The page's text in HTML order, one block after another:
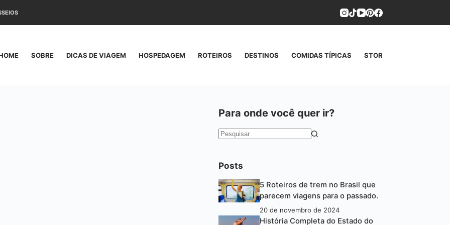
SOBRE DICAS DE VIAGEM HOSPEDAGEM ROTEIROS DESTINOS COMIDAS TÍPICAS STORIES
Para onde você quer ir?
Posts
5 Roteiros de trem no Brasil que
parecem viagens para o passado.
20 de novembro de 2024
História Completa do Estado do